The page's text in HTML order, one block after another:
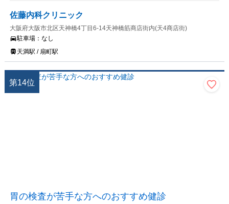
佐藤内科クリニック
大阪府大阪市北区天神橋4丁目6-14天神橋筋商店街内(天4商店街)
駐車場： なし
天満駅 / 扇町駅
第14位
胃の検査が苦手な方へのおすすめ健診